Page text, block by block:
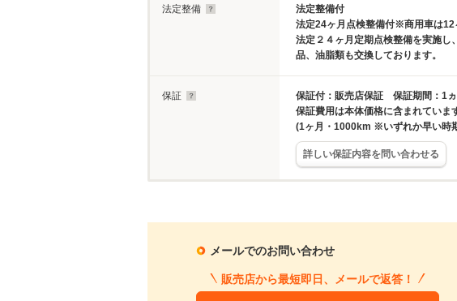
法定整備
法定整備付
法定24ヶ月点検整備付※商用車は12
法定２４ヶ月定期点検整備を実施し
品、油脂類も交換しております。
保証
保証付：販売店保証 保証期間：1
保証費用は本体価格に含まれていま
(1ヶ月・1000km ※いずれか早い時
詳しい保証内容を問い合わせる
メールでのお問い合わせ
販売店から最短即日、メールで返答！